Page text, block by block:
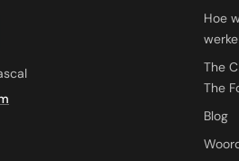
Hoe
The
The
Blog